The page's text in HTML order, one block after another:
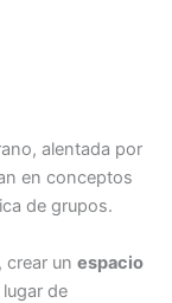
alentada por
en conceptos
de grupos.
un espacio
de